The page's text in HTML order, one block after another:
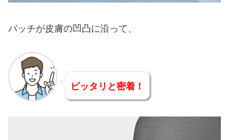
パッチが皮膚の凹凸に沿って、
ピッタリと密着！